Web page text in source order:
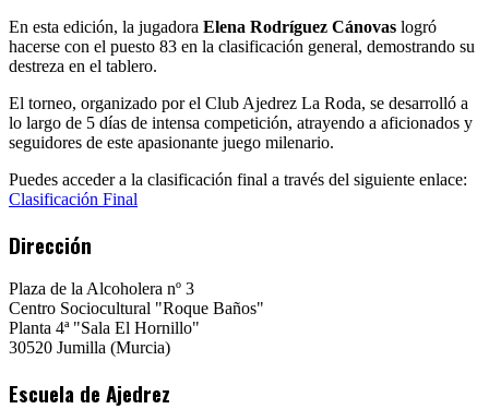
En esta edición, la jugadora Elena Rodríguez Cánovas logró
hacerse con el puesto 83 en la clasificación general, demostrando su
destreza en el tablero.
El torneo, organizado por el Club Ajedrez La Roda, se desarrolló a
lo largo de 5 días de intensa competición, atrayendo a aficionados y
seguidores de este apasionante juego milenario.
Puedes acceder a la clasificación final a través del siguiente enlace:
Clasificación Final
Dirección
Plaza de la Alcoholera nº 3
Centro Sociocultural "Roque Baños"
Planta 4ª "Sala El Hornillo"
30520 Jumilla (Murcia)
Escuela de Ajedrez